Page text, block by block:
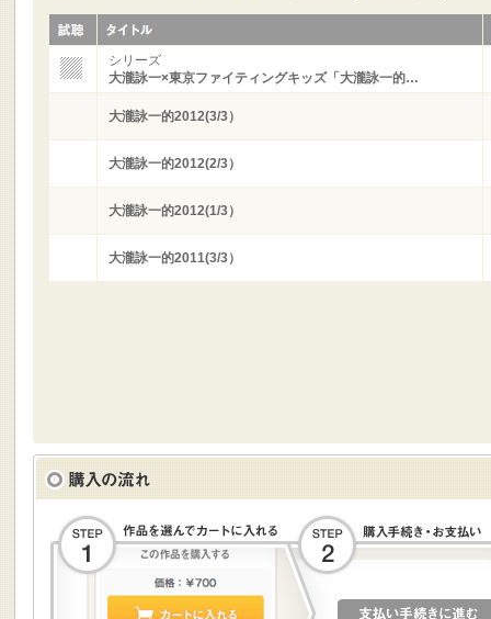
シリーズ
大瀧詠一×東京ファイティングキッズ「大瀧詠一的…
大瀧詠一的2012(3/3）
大瀧詠一的2012(2/3）
大瀧詠一的2012(1/3）
大瀧詠一的2011(3/3）